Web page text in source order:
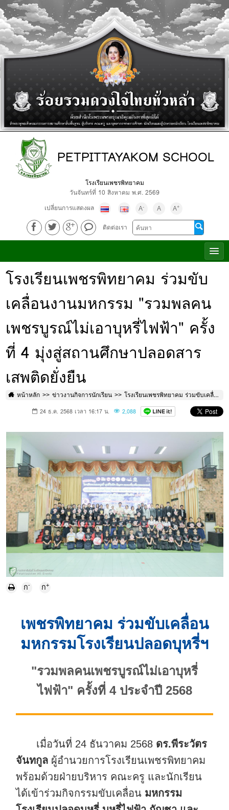
PETPITTAYAKOM SCHOOL
โรงเรียนเพชรพิทยาคม
วันจันทร์ที่ 10 สิงหาคม พ.ศ. 2569
เปลี่ยนการแสดงผล
A- A A+
ติดต่อเรา
โรงเรียนเพชรพิทยาคม ร่วมขับ
เคลื่อนงานมหกรรม "รวมพลคน
เพชรบูรณ์ไม่เอาบุหรี่ไฟฟ้า" ครั้ง
ที่ 4 มุ่งสู่สถานศึกษาปลอดสาร
เสพติดยั่งยืน
หน้าหลัก ข่าวงานกิจการนักเรียน โรงเรียนเพชรพิทยาคม ร่วมขับเคลื่อนงานมหกรรม "รวมพลคนเพชรบูรณ์ไม่เอาบุหรี่ไฟฟ้า" ครั้งที่ 4 มุ่งสู่สถานศึกษาปลอดสารเสพติดยั่งยืน
24 ธ.ค. 2568 เวลา 16:17 น. 2,088
ก- ก+
เพชรพิทยาคม ร่วมขับเคลื่อน
มหกรรมโรงเรียนปลอดบุหรี่ฯ
"รวมพลคนเพชรบูรณ์ไม่เอาบุหรี่
ไฟฟ้า" ครั้งที่ 4 ประจำปี 2568
เมื่อวันที่ 24 ธันวาคม 2568 ดร.พีระวัตร
จันทกูล ผู้อำนวยการโรงเรียนเพชรพิทยาคม
พร้อมด้วยฝ่ายบริหาร คณะครู และนักเรียน
ได้เข้าร่วมกิจกรรมขับเคลื่อน มหกรรม